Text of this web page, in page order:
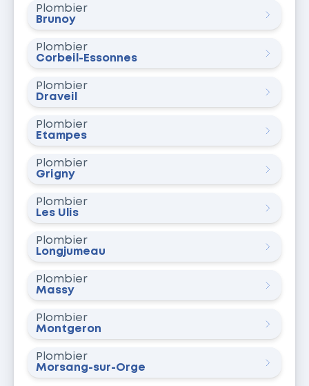
Plombier
Brunoy
Plombier
Corbeil-Essonnes
Plombier
Draveil
Plombier
Étampes
Plombier
Grigny
Plombier
Les Ulis
Plombier
Longjumeau
Plombier
Massy
Plombier
Montgeron
Plombier
Morsang-sur-Orge